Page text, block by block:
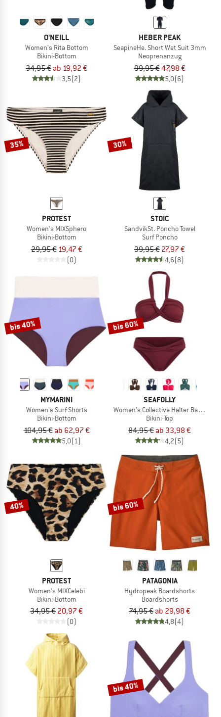
O'NEILL
Women's Rita Bottom
Bikini-Bottom
34,95 € ab 19,92 €
3,5(2)
HEBER PEAK
SeapineHe. Short Wet Suit 3mm
Neoprenanzug
99,95 €47,98 €
5,0(6)
35%
PROTEST
Women's MIXSphero
Bikini-Bottom
29,95 € 19,47 €
(0)
30%
STOIC
SandvikSt. Poncho Towel
Surf Poncho
39,95 € 27,97 €
4,6(8)
bis 40%
MYMARINI
Women's Surf Shorts
Bikini-Bottom
104,95 € ab 62,97 €
5,0(1)
bis 60%
SEAFOLLY
Women's Collective Halter Bandeau
Bikini-Top
84,95 € ab 33,98 €
4,2(5)
40%
PROTEST
Women's MIXCelebi
Bikini-Bottom
34,95 € 20,97 €
(0)
bis 60%
PATAGONIA
Hydropeak Boardshorts
Boardshorts
74,95 € ab 29,98 €
4,8(4)
bis 40%